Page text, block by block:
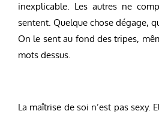
inexplicable. Les autres ne
sentent. Quelque chose dégage,
On le sent au fond des tripes,
mots dessus.
La maîtrise de soi n’est pas sexy.